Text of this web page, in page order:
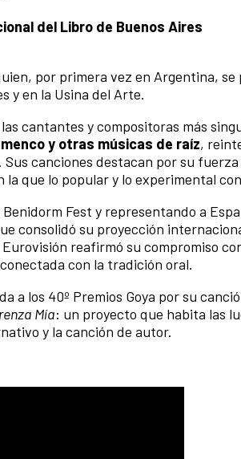
del Libro de Buenos Aires
por primera vez en Argentina, se
y en la Usina del Arte.
cantantes y compositoras más
y otras músicas de raíz,
canciones destacan por su
que lo popular y lo experimental
Fest y representando a
consolidó su proyección
reafirmó su compromiso
con la tradición oral.
a los 40º Premios Goya por su
Mía: un proyecto que habita las
y la canción de autor.